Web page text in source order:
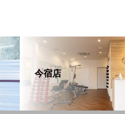
今宿店